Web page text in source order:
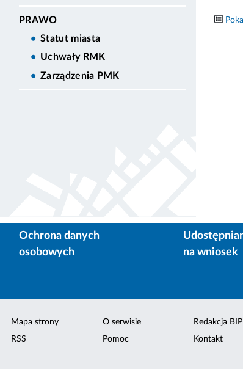
PRAWO
Statut miasta
Uchwały RMK
Zarządzenia PMK
Ochrona danych
osobowych
na wniosek
Mapa strony
RSS
O serwisie
Pomoc
Redakcja
Kontakt